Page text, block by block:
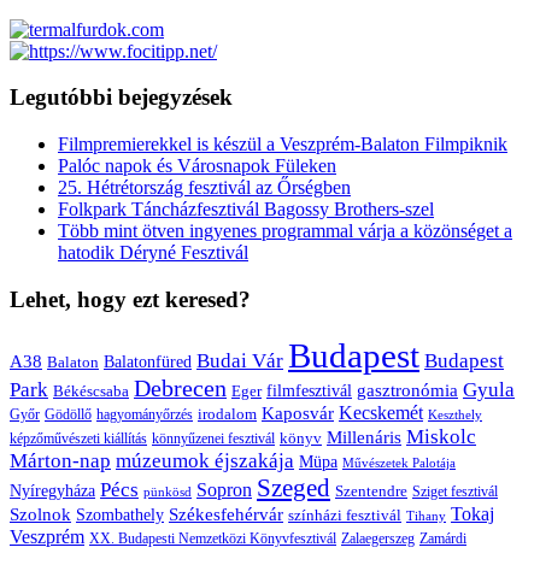
Legutóbbi bejegyzések
Filmpremierekkel is készül a Veszprém-Balaton Filmpiknik
Palóc napok és Városnapok Füleken
25. Hétrétország fesztivál az Őrségben
Folkpark Táncházfesztivál Bagossy Brothers-szel
Több mint ötven ingyenes programmal várja a közönséget a
hatodik Déryné Fesztivál
Lehet, hogy ezt keresed?
A38 Balaton Balatonfüred Budai Vár Budapest Budapest
Park Békéscsaba Debrecen Eger filmfesztivál gasztronómia Gyula
Győr Gödöllő hagyományőrzés irodalom Kaposvár Kecskemét Keszthely
képzőművészeti kiállítás könnyűzenei fesztivál könyv Millenáris Miskolc
Márton-nap múzeumok éjszakája Müpa Művészetek Palotája
Nyíregyháza Pécs pünkösd Sopron Szeged Szentendre Sziget fesztivál
Szolnok Szombathely Székesfehérvár színházi fesztivál Tihany Tokaj
Veszprém XX. Budapesti Nemzetközi Könyvfesztivál Zalaegerszeg Zamárdi